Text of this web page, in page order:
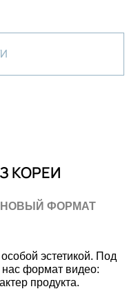
КОРЕИ
НОВЫЙ ФОРМАТ
эстетикой. Под
формат видео:
продукта.